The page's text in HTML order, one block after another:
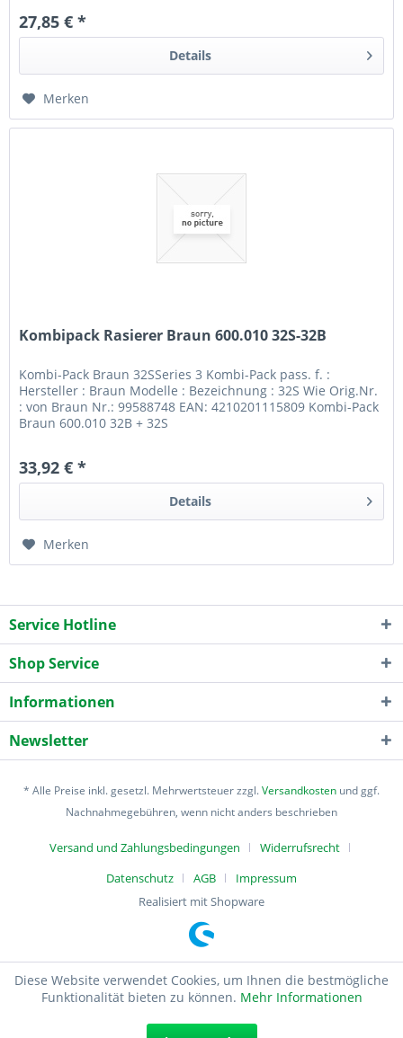
27,85 € *
Details
Merken
Kombipack Rasierer Braun 600.010 32S-32B
Kombi-Pack Braun 32SSeries 3 Kombi-Pack pass. f. :
Hersteller : Braun Modelle : Bezeichnung : 32S Wie Orig.Nr.
: von Braun Nr.: 99588748 EAN: 4210201115809 Kombi-Pack
Braun 600.010 32B + 32S
33,92 € *
Details
Merken
Service Hotline
Shop Service
Informationen
Newsletter
* Alle Preise inkl. gesetzl. Mehrwertsteuer zzgl.Versandkosten und ggf.
Nachnahmegebühren, wenn nicht anders beschrieben
Versand und Zahlungsbedingungen
Widerrufsrecht
Datenschutz
AGB
Impressum
Realisiert mit Shopware
Diese Website verwendet Cookies, um Ihnen die bestmögliche
Funktionalität bieten zu können. Mehr Informationen